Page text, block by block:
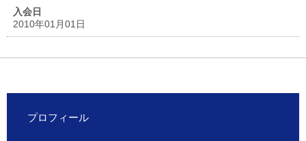
入会日
2010年01月01日
プロフィール